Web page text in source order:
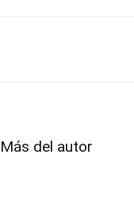
Más del autor